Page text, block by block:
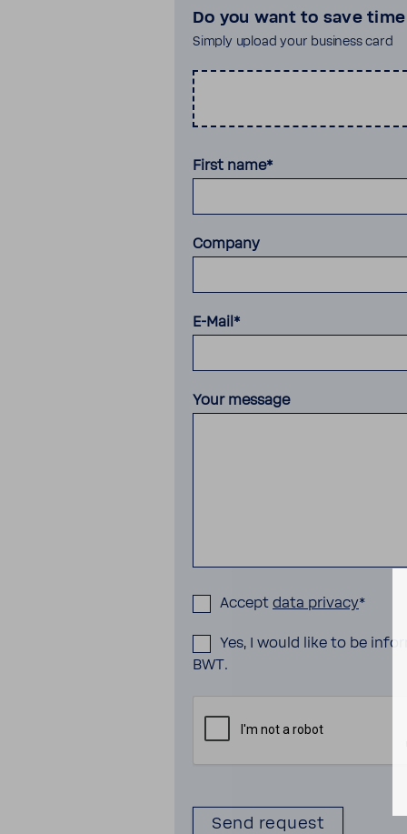
Do you want to save
Simply upload your busi­ness card
First name*
Company
E-Mail*
Your message
Accept data privacy*
Yes, I would like to be
BWT.